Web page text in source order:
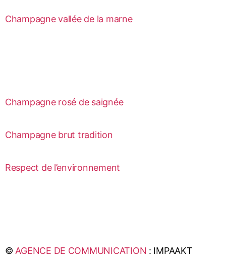
Champagne vallée de la marne
Champagne rosé de saignée
Champagne brut tradition
Respect de l’environnement
©AGENCE DE COMMUNICATION : IMPAAKT